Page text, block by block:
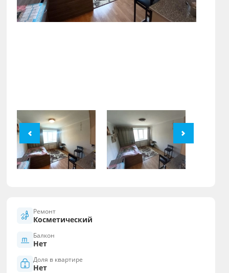
Ремонт
Косметический
Балкон
Нет
Доля в квартире
Нет